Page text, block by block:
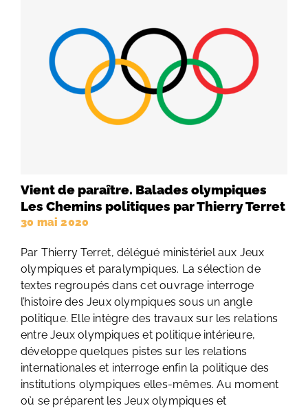
Vient de paraître. Balades olympiques
Les Chemins politiques par Thierry Terret
30 mai 2020
Par Thierry Terret, délégué ministériel aux Jeux
olympiques et paralympiques. La sélection de
textes regroupés dans cet ouvrage interroge
l’histoire des Jeux olympiques sous un angle
politique. Elle intègre des travaux sur les relations
entre Jeux olympiques et politique intérieure,
développe quelques pistes sur les relations
internationales et interroge enfin la politique des
institutions olympiques elles-mêmes. Au moment
où se préparent les Jeux olympiques et